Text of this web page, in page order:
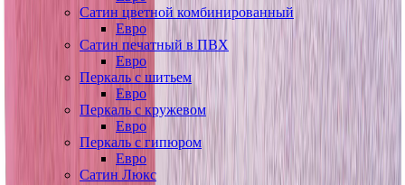
Сатин цветной комбинированный
Евро
Сатин печатный в ПВХ
Евро
Перкаль с шитьем
Евро
Перкаль с кружевом
Евро
Перкаль с гипюром
Евро
Сатин Люкс